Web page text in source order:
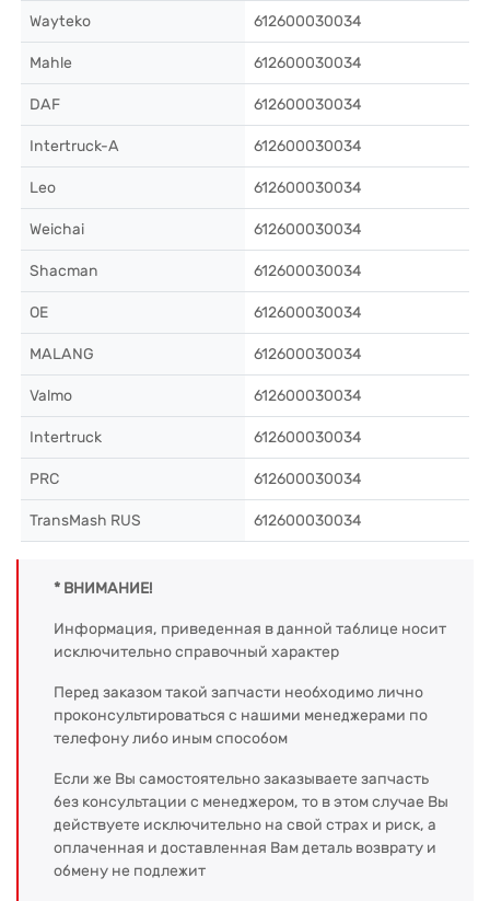
Wayteko 612600030034
Mahle 612600030034
DAF 612600030034
Intertruck-A 612600030034
Leo 612600030034
Weichai 612600030034
Shacman 612600030034
OE 612600030034
MALANG 612600030034
Valmo 612600030034
Intertruck 612600030034
PRC 612600030034
TransMash RUS 612600030034
* ВНИМАНИЕ!
Информация, приведенная в данной таблице носит
исключительно справочный характер
Перед заказом такой запчасти необходимо лично
проконсультироваться с нашими менеджерами по
телефону либо иным способом
Если же Вы самостоятельно заказываете запчасть
без консультации с менеджером, то в этом случае Вы
действуете исключительно на свой страх и риск, а
оплаченная и доставленная Вам деталь возврату и
обмену не подлежит